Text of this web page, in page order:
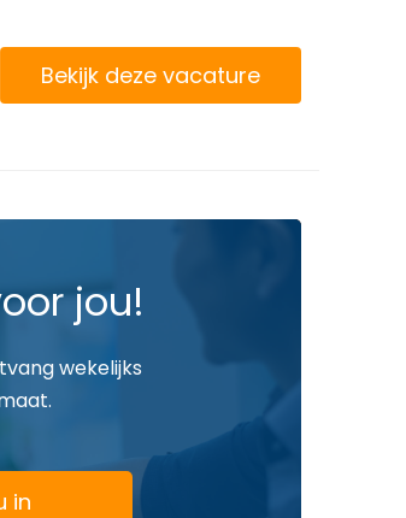
Bekijk deze vacature
jou!
wekelijks
in